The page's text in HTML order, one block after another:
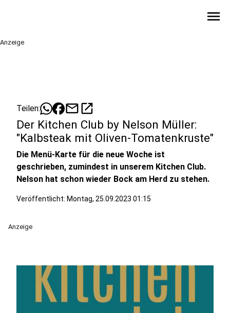
menu
Anzeige
Teilen: mailopen_in_new
Der Kitchen Club by Nelson Müller:
"Kalbsteak mit Oliven-Tomatenkruste"
Die Menü-Karte für die neue Woche ist
geschrieben, zumindest in unserem Kitchen Club.
Nelson hat schon wieder Bock am Herd zu stehen.
Veröffentlicht: Montag, 25.09.2023 01:15
Anzeige